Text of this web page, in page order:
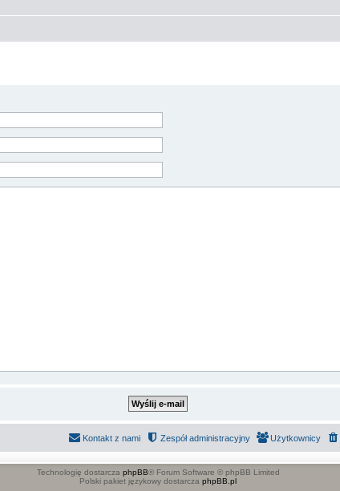
Użytkownicy
Zespół administracyjny
Kontakt z nami
Technologię dostarcza phpBB® Forum Software © phpBB Limited
Polski pakiet językowy dostarcza phpBB.pl